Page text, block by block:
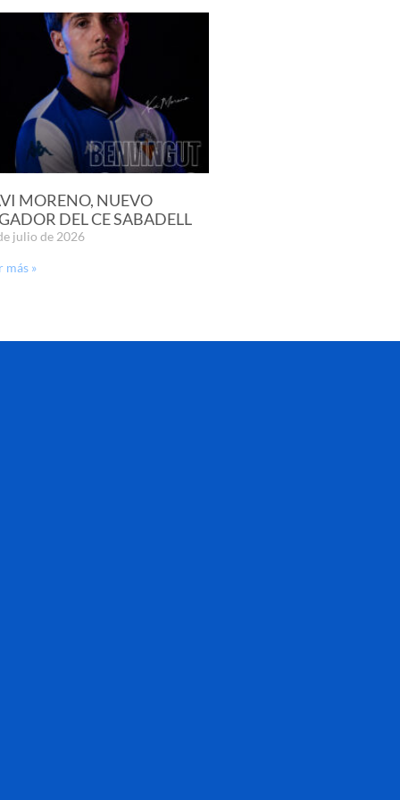
MORENO, NUEVO
DEL CE SABADELL
julio de 2026
más »